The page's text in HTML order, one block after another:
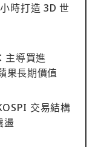
時打造 3D 世
主導買進
果長期價值
交易結構
盪